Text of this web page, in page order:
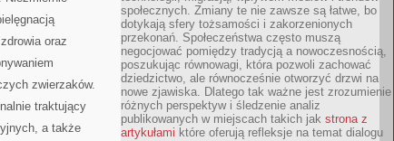
oraz
zwierzaków.
traktujący
a także
społecznych. Zmiany te nie zawsze są łatwe, bo
dotykają sfery tożsamości i zakorzenionych
przekonań. Społeczeństwa często muszą
negocjować pomiędzy tradycją a nowoczesnością,
poszukując równowagi, która pozwoli zachować
dziedzictwo, ale równocześnie otworzyć drzwi na
nowe zjawiska. Dlatego tak ważne jest zrozumienie
różnych perspektyw i śledzenie analiz
publikowanych w miejscach takich jak strona z
artykułami które oferują refleksje na temat dialogu